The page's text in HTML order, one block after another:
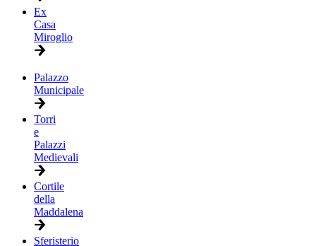
Ex
Casa
Miroglio
Palazzo
Municipale
Torri
e
Palazzi
Medievali
Cortile
della
Maddalena
Sferisterio